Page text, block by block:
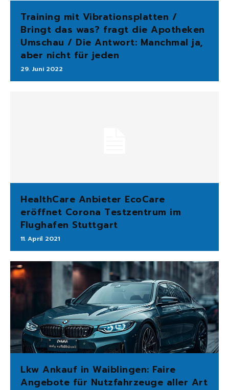
Training mit Vibrationsplatten /
Bringt das was? fragt die Apotheken
Umschau / Die Antwort: Manchmal ja,
aber nicht für jeden
29. Juni 2022
HealthCare Anbieter EcoCare
eröffnet Corona Testzentrum im
Flughafen Stuttgart
11. April 2021
Lkw Ankauf in Waiblingen: Faire
Angebote für Nutzfahrzeuge aller Art